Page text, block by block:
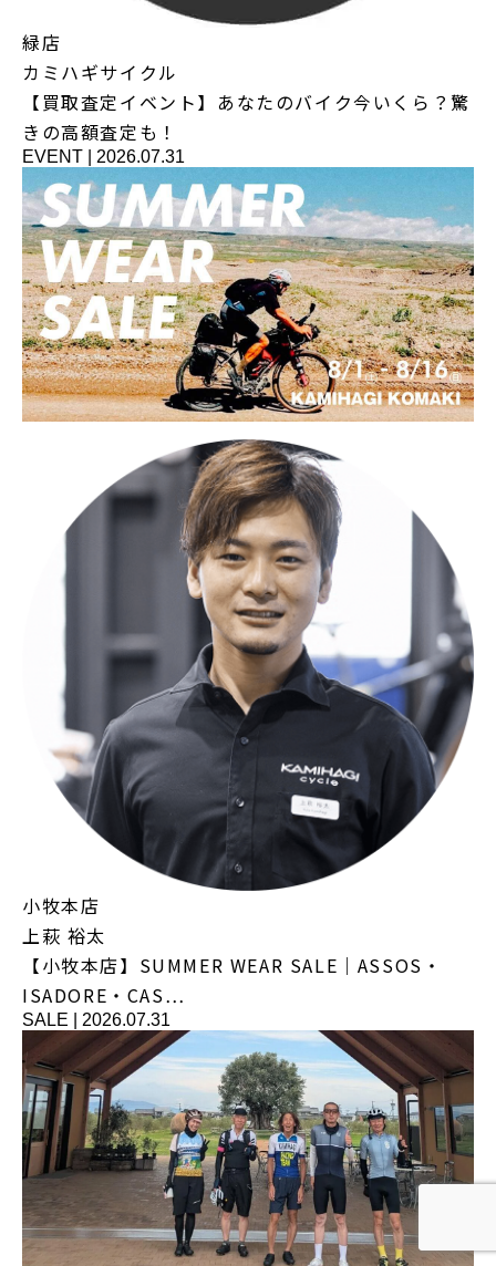
緑店
カミハギサイクル
【買取査定イベント】あなたのバイク今いくら？驚
きの高額査定も！
EVENT 2026.07.31
小牧本店
上萩 裕太
【小牧本店】SUMMER WEAR SALE｜ASSOS・
ISADORE・CAS…
SALE 2026.07.31